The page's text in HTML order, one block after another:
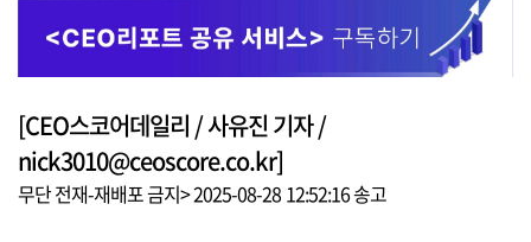
[CEO스코어데일리 / 사유진 기자 /
nick3010@ceoscore.co.kr]
무단 전재-재배포 금지> 2025-08-28 12:52:16 송고